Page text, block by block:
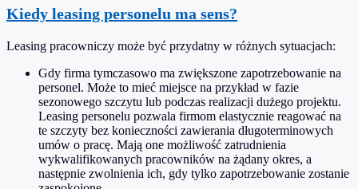
Kiedy leasing personelu ma sens?
Leasing pracowniczy może być przydatny w różnych sytuacjach:
Gdy firma tymczasowo ma zwiększone zapotrzebowanie na
personel. Może to mieć miejsce na przykład w fazie
sezonowego szczytu lub podczas realizacji dużego projektu.
Leasing personelu pozwala firmom elastycznie reagować na
te szczyty bez konieczności zawierania długoterminowych
umów o pracę. Mają one możliwość zatrudnienia
wykwalifikowanych pracowników na żądany okres, a
następnie zwolnienia ich, gdy tylko zapotrzebowanie zostanie